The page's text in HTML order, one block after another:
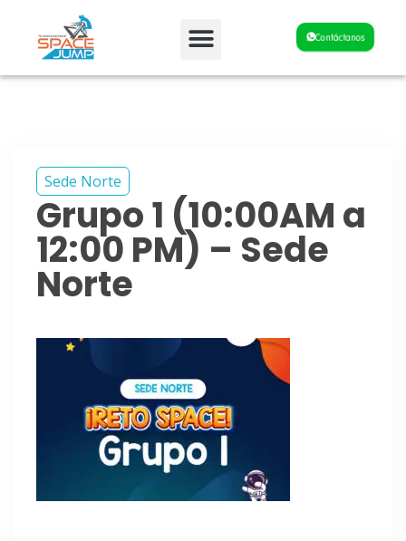
Contáctanos
Sede Norte
Grupo 1 (10:00AM a
12:00 PM) – Sede
Norte